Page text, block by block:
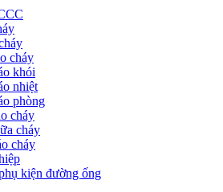
cháy
khói
nhiệt
phòng
cháy
cháy
cháy
kiện đường ống